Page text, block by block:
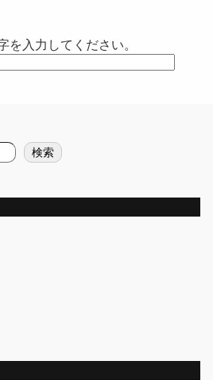
を入力してください。
検索